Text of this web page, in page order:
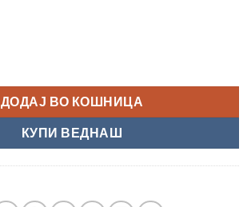
ДОДАЈ ВО КОШНИЦА
КУПИ ВЕДНАШ